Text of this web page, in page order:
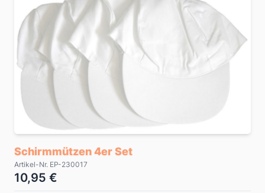
Schirmmützen 4er Set
Artikel-Nr. EP-230017
10,95 €